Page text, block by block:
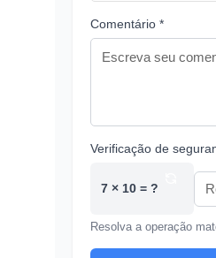
Comentário *
Verificação de
7 × 10 = ?
Resolva a operação